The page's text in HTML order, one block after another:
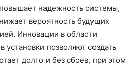
надежность системы,
вероятность будущих
Инновации в области
установки позволяют создать
долго и без сбоев, при этом